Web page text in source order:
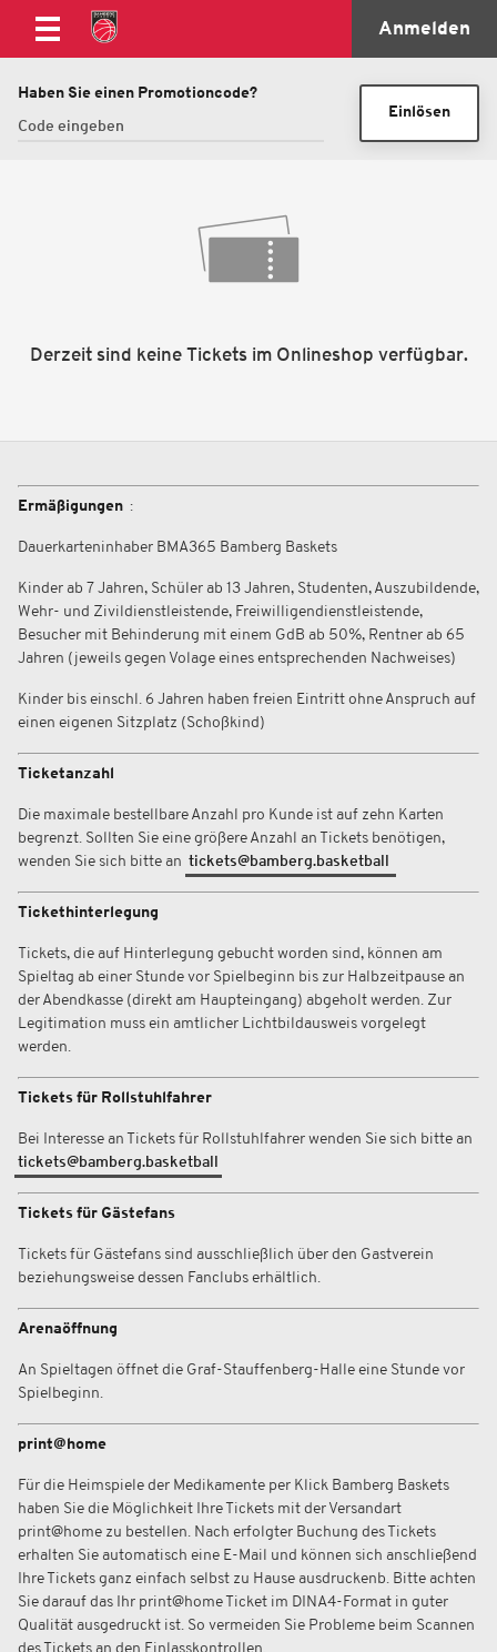
Anmelden
Haben Sie einen Promotioncode?
Einlösen
Derzeit sind keine Tickets im Onlineshop verfügbar.
Ermäßigungen :
Dauerkarteninhaber BMA365 Bamberg Baskets
Kinder ab 7 Jahren, Schüler ab 13 Jahren, Studenten, Auszubildende,
Wehr- und Zivildienstleistende, Freiwilligendienstleistende,
Besucher mit Behinderung mit einem GdB ab 50%, Rentner ab 65
Jahren (jeweils gegen Volage eines entsprechenden Nachweises)
Kinder bis einschl. 6 Jahren haben freien Eintritt ohne Anspruch auf
einen eigenen Sitzplatz (Schoßkind)
Ticketanzahl
Die maximale bestellbare Anzahl pro Kunde ist auf zehn Karten
begrenzt. Sollten Sie eine größere Anzahl an Tickets benötigen,
wenden Sie sich bitte an tickets@bamberg.basketball
Tickethinterlegung
Tickets, die auf Hinterlegung gebucht worden sind, können am
Spieltag ab einer Stunde vor Spielbeginn bis zur Halbzeitpause an
der Abendkasse (direkt am Haupteingang) abgeholt werden. Zur
Legitimation muss ein amtlicher Lichtbildausweis vorgelegt
werden.
Tickets für Rollstuhlfahrer
Bei Interesse an Tickets für Rollstuhlfahrer wenden Sie sich bitte an
tickets@bamberg.basketball
Tickets für Gästefans
Tickets für Gästefans sind ausschließlich über den Gastverein
beziehungsweise dessen Fanclubs erhältlich.
Arenaöffnung
An Spieltagen öffnet die Graf-Stauffenberg-Halle eine Stunde vor
Spielbeginn.
print@home
Für die Heimspiele der Medikamente per Klick Bamberg Baskets
haben Sie die Möglichkeit Ihre Tickets mit der Versandart
print@home zu bestellen. Nach erfolgter Buchung des Tickets
erhalten Sie automatisch eine E-Mail und können sich anschließend
Ihre Tickets ganz einfach selbst zu Hause ausdruckenb. Bitte achten
Sie darauf das Ihr print@home Ticket im DINA4-Format in guter
Qualität ausgedruckt ist. So vermeiden Sie Probleme beim Scannen